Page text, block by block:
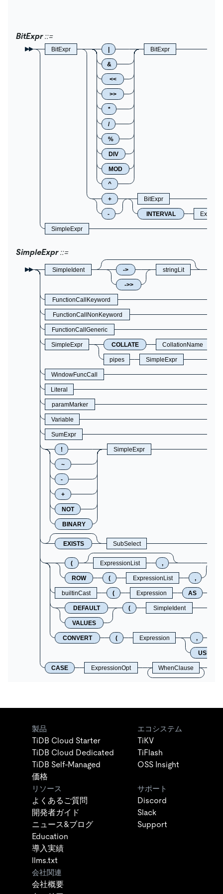
BitExpr
BitExpr |
&
<<
>>
*
/
%
DIV
MOD
^
BitExpr
+
-
BitExpr
INTERVAL
SimpleExpr
SimpleExpr
SimpleIdent ->
->>
stringLit
FunctionCallKeyword
FunctionCallNonKeyword
FunctionCallGeneric
SimpleExpr COLLATE CollationName
pipes SimpleExpr
WindowFuncCall
Literal
paramMarker
Variable
SumExpr
!
~
-
+
NOT
BINARY
SimpleExpr
EXISTS SubSelect
( ExpressionList ,
ROW ( ExpressionList ,
builtinCast ( Expression AS
DEFAULT
VALUES
( SimpleIdent
CONVERT ( Expression ,
USING
CASE ExpressionOpt WhenClause
製品
TiDB Cloud Starter
TiDB Cloud Dedicated
TiDB Self-Managed
価格
エコシステム
TiKV
TiFlash
OSS Insight
リソース
よくあるご質問
開発者ガイド
ニュース&ブログ
Education
導入実績
llms.txt
サポート
Discord
Slack
Support
会社関連
会社概要